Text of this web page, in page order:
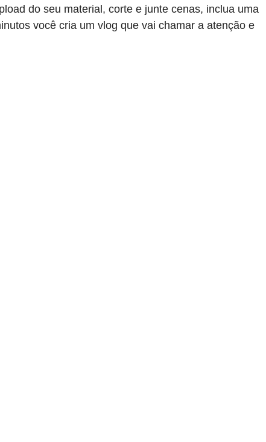
do seu material, corte e junte cenas, inclua uma
você cria um vlog que vai chamar a atenção e